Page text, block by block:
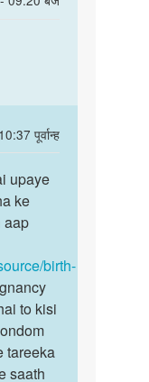
पूर्वान्ह
upaye
ke
aap
birth-
to kisi
tareeka
saath